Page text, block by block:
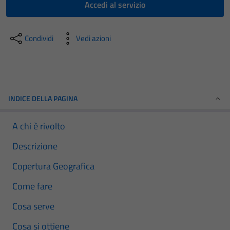
Accedi al servizio
Condividi Vedi azioni
INDICE DELLA PAGINA
A chi è rivolto
Descrizione
Copertura Geografica
Come fare
Cosa serve
Cosa si ottiene